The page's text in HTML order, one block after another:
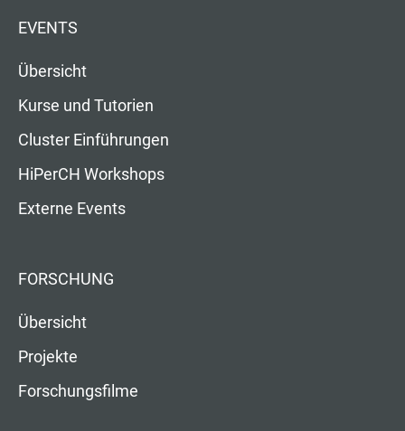
EVENTS
Übersicht
Kurse und Tutorien
Cluster Einführungen
HiPerCH Workshops
Externe Events
FORSCHUNG
Übersicht
Projekte
Forschungsfilme